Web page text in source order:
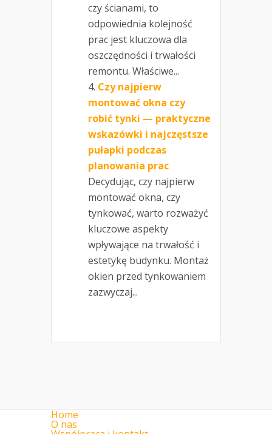
czy ścianami, to
odpowiednia kolejność
prac jest kluczowa dla
oszczędności i trwałości
remontu. Właściwe...
Czy najpierw
montować okna czy
robić tynki — praktyczne
wskazówki i najczęstsze
pułapki podczas
planowania prac
Decydując, czy najpierw
montować okna, czy
tynkować, warto rozważyć
kluczowe aspekty
wpływające na trwałość i
estetykę budynku. Montaż
okien przed tynkowaniem
zazwyczaj...
Home
O nas